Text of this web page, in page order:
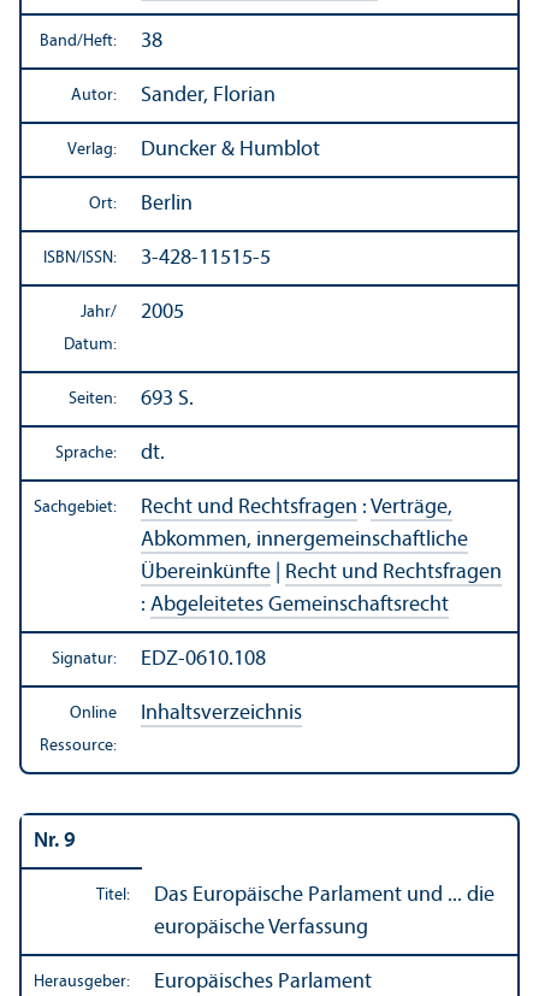
Band/Heft: 38
Autor: Sander, Florian
Verlag: Duncker & Humblot
Ort: Berlin
ISBN/ ISSN: 3-428-11515-5
Jahr/
Datum:
2005
Seiten: 693 S.
Sprache: dt.
Sachgebiet: Recht und Rechts­fragen : Verträge,
Abkommen, innergemeinschaft­liche
Über­einkünfte
Recht und Rechts­fragen
: Abgeleitetes Gemeinschafts­recht
Signatur: EDZ-0610.108
Online
Ressource:
Inhaltsverzeichnis
Nr. 9
Titel:
Das Europäische Parlament und ... die
europäische Verfassung
Herausgeber: Europäisches Parlament